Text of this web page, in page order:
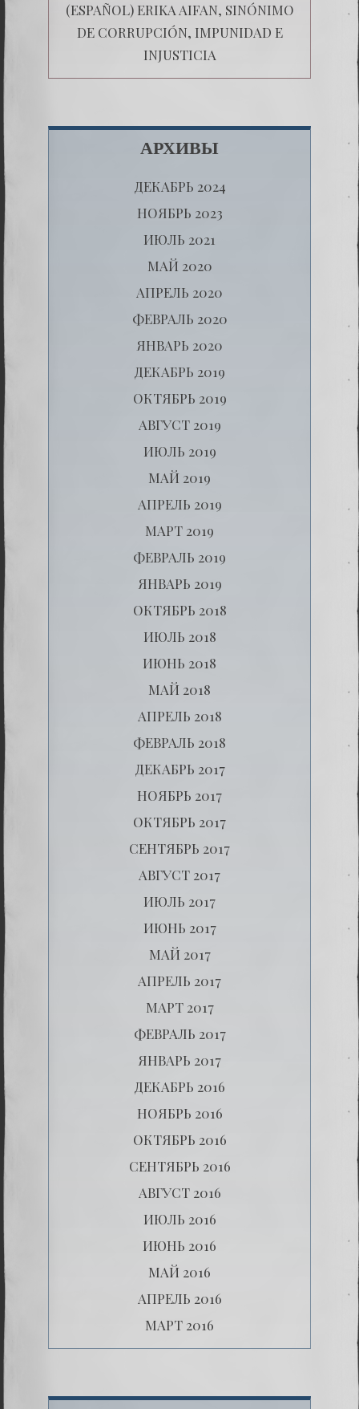
(ESPAÑOL) ERIKA AIFAN, SINÓNIMO
DE CORRUPCIÓN, IMPUNIDAD E
INJUSTICIA
АРХИВЫ
ДЕКАБРЬ 2024
НОЯБРЬ 2023
ИЮЛЬ 2021
МАЙ 2020
АПРЕЛЬ 2020
ФЕВРАЛЬ 2020
ЯНВАРЬ 2020
ДЕКАБРЬ 2019
ОКТЯБРЬ 2019
АВГУСТ 2019
ИЮЛЬ 2019
МАЙ 2019
АПРЕЛЬ 2019
МАРТ 2019
ФЕВРАЛЬ 2019
ЯНВАРЬ 2019
ОКТЯБРЬ 2018
ИЮЛЬ 2018
ИЮНЬ 2018
МАЙ 2018
АПРЕЛЬ 2018
ФЕВРАЛЬ 2018
ДЕКАБРЬ 2017
НОЯБРЬ 2017
ОКТЯБРЬ 2017
СЕНТЯБРЬ 2017
АВГУСТ 2017
ИЮЛЬ 2017
ИЮНЬ 2017
МАЙ 2017
АПРЕЛЬ 2017
МАРТ 2017
ФЕВРАЛЬ 2017
ЯНВАРЬ 2017
ДЕКАБРЬ 2016
НОЯБРЬ 2016
ОКТЯБРЬ 2016
СЕНТЯБРЬ 2016
АВГУСТ 2016
ИЮЛЬ 2016
ИЮНЬ 2016
МАЙ 2016
АПРЕЛЬ 2016
МАРТ 2016